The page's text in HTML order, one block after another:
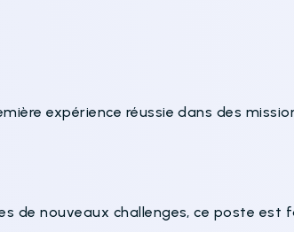
expérience réussie dans des
de nouveaux challenges, ce poste est